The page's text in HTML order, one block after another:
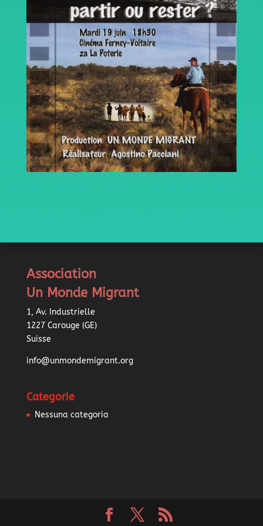
Association
Un Monde Migrant
1, Av. Industrielle
1227 Carouge (GE)
Suisse
info@unmondemigrant.org
Categorie
Nessuna categoria